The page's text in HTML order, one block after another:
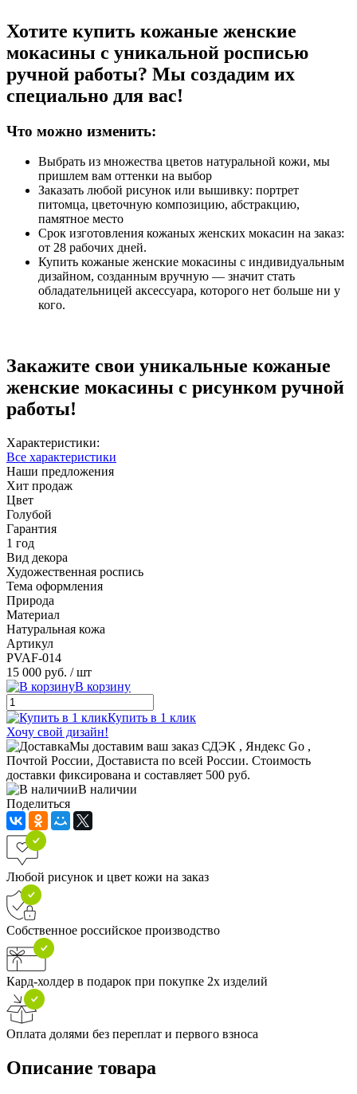
Хотите купить кожаные женские
мокасины с уникальной росписью
ручной работы? Мы создадим их
специально для вас!
Что можно изменить:
Выбрать из множества цветов натуральной кожи, мы
пришлем вам оттенки на выбор
Заказать любой рисунок или вышивку: портрет
питомца, цветочную композицию, абстракцию,
памятное место
Срок изготовления кожаных женских мокасин на заказ:
от 28 рабочих дней.
Купить кожаные женские мокасины с индивидуальным
дизайном, созданным вручную — значит стать
обладательницей аксессуара, которого нет больше ни у
кого.
Закажите свои уникальные кожаные
женские мокасины с рисунком ручной
работы!
Характеристики:
Все характеристики
Наши предложения
Хит продаж
Цвет
Голубой
Гарантия
1 год
Вид декора
Художественная роспись
Тема оформления
Природа
Материал
Натуральная кожа
Артикул
PVAF-014
15 000 руб. / шт
В корзину
Купить в 1 клик
Хочу свой дизайн!
Мы доставим ваш заказ СДЭК , Яндекс Go ,
Почтой России, Достависта по всей России. Стоимость
доставки фиксирована и составляет 500 руб.
В наличии
Поделиться
Любой рисунок и цвет кожи на заказ
Собственное российское производство
Кард-холдер в подарок при покупке 2х изделий
Оплата долями без переплат и первого взноса
Описание товара